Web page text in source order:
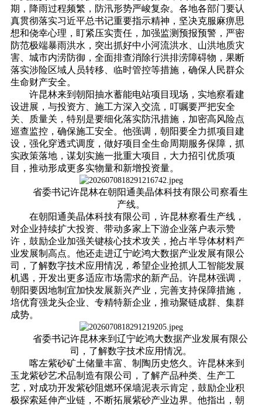
期，降雨过程频繁，防汛形势严峻复杂。各地各部门要认
真贯彻落实习近平总书记重要指示精神，坚决克服麻痹思
想和侥幸心理，盯紧压实责任，加强监测预报预警，严密
防范极端暴雨洪水，突出抓好中小河流洪水、山洪地质灾
害、城市内涝防御，全面排查消除行洪排涝障碍物，果断
落实涉险区域人员转移、临时管控等措施，确保人民群众
生命财产安全。
许昆林来到朝阳抽水蓄能电站项目现场，实地察看建
设进展，与投资方、施工方深入交流，叮嘱要严把安全
关、质量关，特别是要细化落实防汛措施，加密高风险点
巡查监控，确保施工安全。他强调，朝阳要全力抓项目建
设，强化穿透式调度，做好项目全生命周期服务保障，抓
实政策落地，谋划实施一批重大项目，大力招引优质项
目，推动形成更多实物量和新增投资量。
省委书记许昆林在朝阳通美晶体科技有限公司察看生
产线。
在朝阳通美晶体科技有限公司，许昆林察看生产线，
对企业持续扩大投资、带动多家上下游企业落户表示赞
许，鼓励企业加强关键核心技术攻关，抢占半导体材料产
业发展制高点。他还走进辽宁屹鸿大数据产业发展有限公
司，了解数字技术应用情况，希望企业抢抓人工智能发展
机遇，开发出更多适应市场需求的新产品。许昆林强调，
朝阳要因地制宜加快发展新兴产业，完善支持保障措施，
培优育强龙头企业、专精特新企业，推动聚链成群、集群
成势。
省委书记许昆林来到辽宁屹鸿大数据产业发展有限公
司，了解数字技术应用情况。
喀左紫砂矿土储量丰富、制陶历史悠久。许昆林来到
玉龙紫砂艺术品制造有限公司，了解产品种类、生产工
艺，对成功开发紫砂阻燃环保墙泥表示肯定，鼓励企业积
极探索延伸产业链，不断拓展紫砂产业边界。他指出，朝